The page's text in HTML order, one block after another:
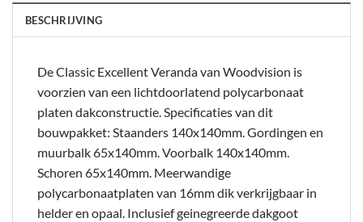
BESCHRIJVING
De Classic Excellent Veranda van Woodvision is
voorzien van een lichtdoorlatend polycarbonaat
platen dakconstructie. Specificaties van dit
bouwpakket: Staanders 140x140mm. Gordingen en
muurbalk 65x140mm. Voorbalk 140x140mm.
Schoren 65x140mm. Meerwandige
polycarbonaatplaten van 16mm dik verkrijgbaar in
helder en opaal. Inclusief geinegreerde dakgoot